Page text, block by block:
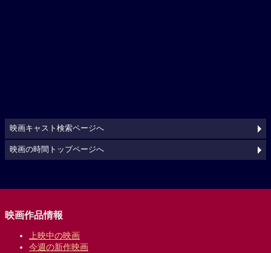
映画キャスト検索ページへ
映画の時間トップページへ
映画作品情報
上映中の映画
今週の新作映画